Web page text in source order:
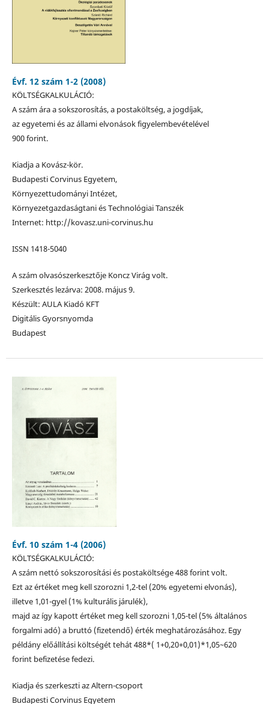
Évf. 12 szám 1-2 (2008)
KÖLTSÉGKALKULÁCIÓ:
A szám ára a sokszorosítás, a postaköltség, a jogdíjak,
az egyetemi és az állami elvonások figyelembevételével
900 forint.
Kiadja a Kovász-kör.
Budapesti Corvinus Egyetem,
Környezettudományi Intézet,
Környezetgazdaságtani és Technológiai Tanszék
Internet: http://kovasz.uni-corvinus.hu
ISSN 1418-5040
A szám olvasószerkesztője Koncz Virág volt.
Szerkesztés lezárva: 2008. május 9.
Készült: AULA Kiadó KFT
Digitális Gyorsnyomda
Budapest
Évf. 10 szám 1-4 (2006)
KÖLTSÉGKALKULÁCIÓ:
A szám nettó sokszorosítási és postaköltsége 488 forint volt.
Ezt az értéket meg kell szorozni 1,2-tel (20% egyetemi elvonás),
illetve 1,01-gyel (1% kulturális járulék),
majd az így kapott értéket meg kell szorozni 1,05-tel (5% általános
forgalmi adó) a bruttó (fizetendő) érték meghatározásához. Egy
példány előállítási költségét tehát 488*( 1+0,20+0,01)*1,05~620
forint befizetése fedezi.
Kiadja és szerkeszti az Altern-csoport
Budapesti Corvinus Egyetem